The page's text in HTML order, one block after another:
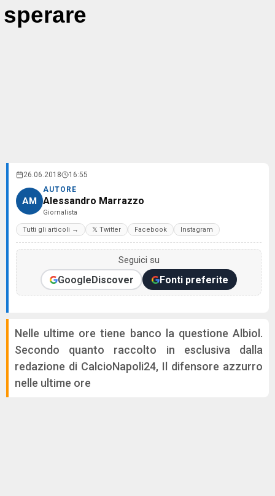
sperare
26.06.2018 16:55
AM
AUTORE
Alessandro Marrazzo
Giornalista
Tutti gli articoli → 𝕏 Twitter Facebook Instagram
Seguici su
GoogleDiscover Fonti preferite
Nelle ultime ore tiene banco la questione Albiol.
Secondo quanto raccolto in esclusiva dalla
redazione di CalcioNapoli24, Il difensore azzurro
nelle ultime ore